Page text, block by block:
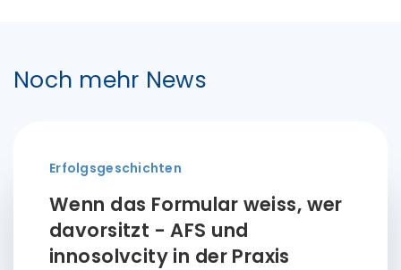
Noch mehr News
Erfolgsgeschichten
Wenn das Formular weiss, wer
davorsitzt - AFS und
innosolvcity in der Praxis